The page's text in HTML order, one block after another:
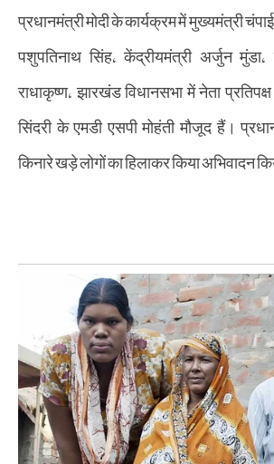
प्रधानमंत्री मोदी के कार्यक्रम में मुख्यमंत्री
पशुपतिनाथ सिंह, केंद्रीयमंत्री अर्जुन मुंडा,
राधाकृष्ण, झारखंड विधानसभा में नेता
सिंदरी के एमडी एसपी मोहंती मौजूद हैं।
किनारे खड़े लोगों का हिलाकर किया अभिवादन